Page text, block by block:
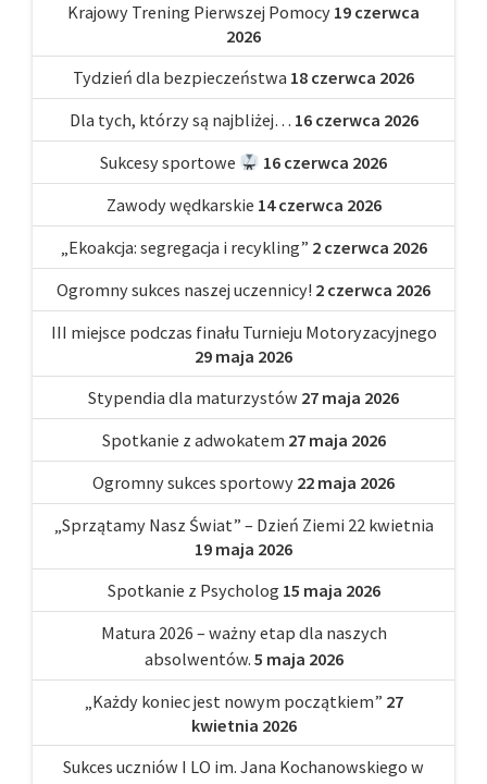
Krajowy Trening Pierwszej Pomocy 19 czerwca
2026
Tydzień dla bezpieczeństwa 18 czerwca 2026
Dla tych, którzy są najbliżej… 16 czerwca 2026
Sukcesy sportowe
16 czerwca 2026
Zawody wędkarskie 14 czerwca 2026
„Ekoakcja: segregacja i recykling” 2 czerwca 2026
Ogromny sukces naszej uczennicy! 2 czerwca 2026
III miejsce podczas finału Turnieju Motoryzacyjnego
29 maja 2026
Stypendia dla maturzystów 27 maja 2026
Spotkanie z adwokatem 27 maja 2026
Ogromny sukces sportowy 22 maja 2026
„Sprzątamy Nasz Świat” – Dzień Ziemi 22 kwietnia
19 maja 2026
Spotkanie z Psycholog 15 maja 2026
Matura 2026 – ważny etap dla naszych
absolwentów. 5 maja 2026
„Każdy koniec jest nowym początkiem” 27
kwietnia 2026
Sukces uczniów I LO im. Jana Kochanowskiego w